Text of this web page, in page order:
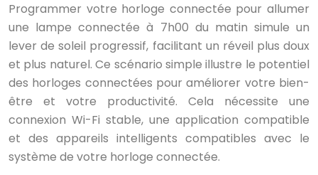
Programmer votre horloge connectée pour allumer
une lampe connectée à 7h00 du matin simule un
lever de soleil progressif, facilitant un réveil plus doux
et plus naturel. Ce scénario simple illustre le potentiel
des horloges connectées pour améliorer votre bien-
être et votre productivité. Cela nécessite une
connexion Wi-Fi stable, une application compatible
et des appareils intelligents compatibles avec le
système de votre horloge connectée.